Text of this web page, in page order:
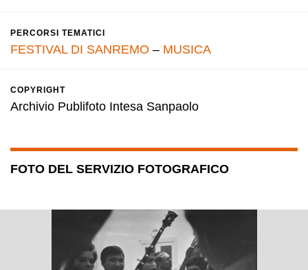
PERCORSI TEMATICI
FESTIVAL DI SANREMO – MUSICA
COPYRIGHT
Archivio Publifoto Intesa Sanpaolo
FOTO DEL SERVIZIO FOTOGRAFICO